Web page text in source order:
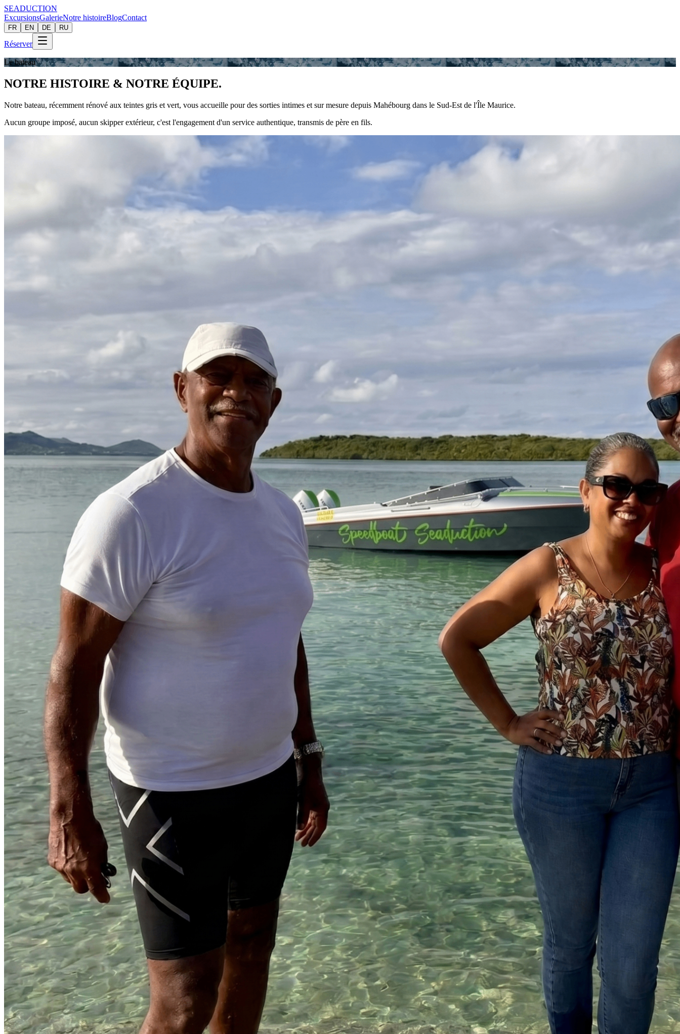
SEADUCTION
ExcursionsGalerieNotre histoireBlogContact
FR EN DE RU
Réserver
Le bateau
NOTRE HISTOIRE & NOTRE ÉQUIPE.
Notre bateau, récemment rénové aux teintes gris et vert, vous accueille pour des sorties intimes et sur mesure depuis Mahébourg dans le Sud-Est de l'Île Maurice.
Aucun groupe imposé, aucun skipper extérieur, c'est l'engagement d'un service authentique, transmis de père en fils.